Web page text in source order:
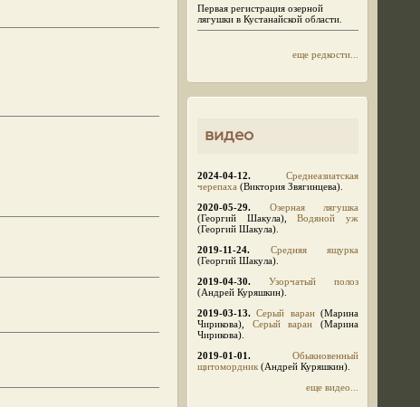
Первая регистрация озерной
лягушки в Кустанайской области.
еще редкости...
видео
2024-04-12.
Среднеазиатская
черепаха (Виктория Звягинцева).
2020-05-29.
Озерная лягушка
(Георгий Шакула),Водяной уж
(Георгий Шакула).
2019-11-24.
Средняя ящурка
(Георгий Шакула).
2019-04-30.
Узорчатый полоз
(Андрей Куряшкин).
2019-03-13. Серый варан(Марина
Чирикова), Серый варан (Марина
Чирикова).
2019-01-01.
Обыкновенный
щитомордник (Андрей Куряшкин).
еще видео...